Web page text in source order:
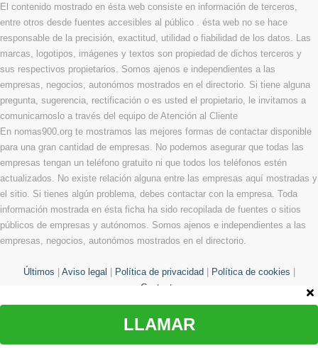
El contenido mostrado en ésta web consiste en información de terceros,
entre otros desde fuentes accesibles al público . ésta web no se hace
responsable de la precisión, exactitud, utilidad o fiabilidad de los datos. Las
marcas, logotipos, imágenes y textos son propiedad de dichos terceros y
sus respectivos propietarios. Somos ajenos e independientes a las
empresas, negocios, autonómos mostrados en el directorio. Si tiene alguna
pregunta, sugerencia, rectificación o es usted el propietario, le invitamos a
comunicarnoslo a través del equipo de Atención al Cliente
En nomas900.org te mostramos las mejores formas de contactar disponible
para una gran cantidad de empresas. No podemos asegurar que todas las
empresas tengan un teléfono gratuito ni que todos los teléfonos estén
actualizados. No existe relación alguna entre las empresas aquí mostradas y
el sitio. Si tienes algún problema, debes contactar con la empresa. Toda
información mostrada en ésta ficha ha sido recopilada de fuentes o sitios
públicos de empresas y autónomos. Somos ajenos e independientes a las
empresas, negocios, autonómos mostrados en el directorio.
Últimos Aviso legal Política de privacidad Política de cookies
Contacto
LLAMAR